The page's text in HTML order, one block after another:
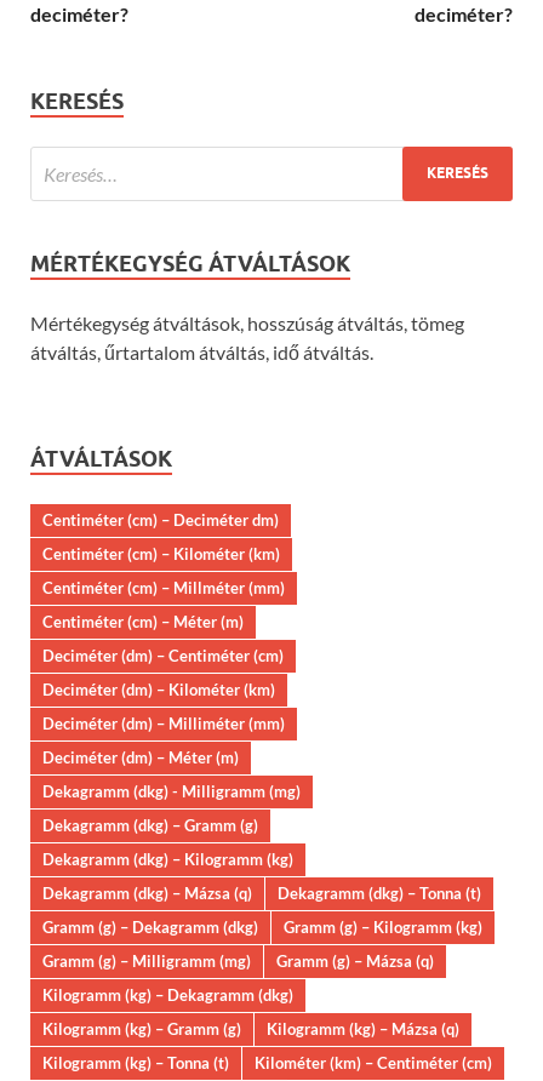
deciméter?
deciméter?
KERESÉS
MÉRTÉKEGYSÉG ÁTVÁLTÁSOK
Mértékegység átváltások, hosszúság átváltás, tömeg
átváltás, űrtartalom átváltás, idő átváltás.
ÁTVÁLTÁSOK
Centiméter (cm) – Deciméter dm)
Centiméter (cm) – Kilométer (km)
Centiméter (cm) – Millméter (mm)
Centiméter (cm) – Méter (m)
Deciméter (dm) – Centiméter (cm)
Deciméter (dm) – Kilométer (km)
Deciméter (dm) – Milliméter (mm)
Deciméter (dm) – Méter (m)
Dekagramm (dkg) - Milligramm (mg)
Dekagramm (dkg) – Gramm (g)
Dekagramm (dkg) – Kilogramm (kg)
Dekagramm (dkg) – Mázsa (q)
Dekagramm (dkg) – Tonna (t)
Gramm (g) – Dekagramm (dkg)
Gramm (g) – Kilogramm (kg)
Gramm (g) – Milligramm (mg)
Gramm (g) – Mázsa (q)
Kilogramm (kg) – Dekagramm (dkg)
Kilogramm (kg) – Gramm (g)
Kilogramm (kg) – Mázsa (q)
Kilogramm (kg) – Tonna (t)
Kilométer (km) – Centiméter (cm)